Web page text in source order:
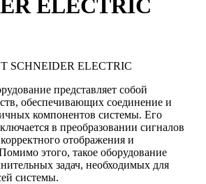
ELECTRIC
ELECTRIC
представляет собой
обеспечивающих соединение и
компонентов системы. Его
в преобразовании сигналов
отображения и
этого, такое оборудование
задач, необходимых для
системы.